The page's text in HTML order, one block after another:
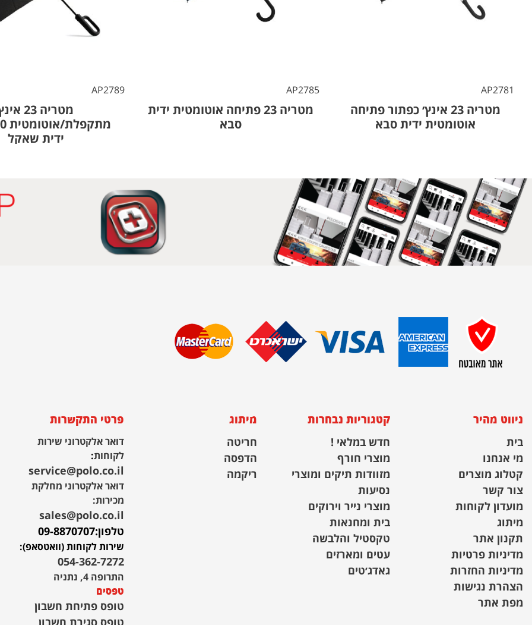
AP2781
מטריה 23 אינץ׳ כפתור פתיחה
אוטומטית ידית סבא
AP2785
מטריה 23 פתיחה אוטומטית ידית
סבא
AP2789
מטריה 23
ידית שאקל
ניווט מהיר
בית
מי אנחנו
קטלוג מוצרים
צור קשר
מועדון לקוחות
מיתוג
תקנון אתר
מדיניות פרטיות
מדיניות החזרות
הצהרת נגישות
מפת אתר
קטגוריות נבחרות
חדש במלאי !
מוצרי חורף
מזוודות תיקים ומוצרי
נסיעות
מוצרי נייר וירוקים
בית ומחנאות
טקסטיל והלבשה
עטים ומארזים
גאדג׳טים
מיתוג
חריטה
הדפסה
ריקמה
פרטי התקשרות
דואר אלקטרוני שירות
לקוחות:
service@polo.co.il
דואר אלקטרוני מחלקת
מכירות:
sales@polo.co.il
טלפון:09-8870707
שירות לקוחות (וואטסאפ):
054-362-7272
התרופה 4, נתניה
טפסים
טופס פתיחת חשבון